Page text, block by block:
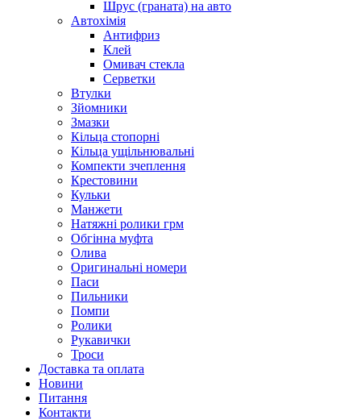
Шрус (граната) на авто
Автохімія
Антифриз
Клей
Омивач стекла
Серветки
Втулки
Зйомники
Змазки
Кільца стопорні
Кільца ущільнювальні
Компекти зчеплення
Крестовини
Кульки
Манжети
Натяжні ролики грм
Обгінна муфта
Олива
Оригинальні номери
Паси
Пильники
Помпи
Ролики
Рукавички
Троси
Доставка та оплата
Новини
Питання
Контакти